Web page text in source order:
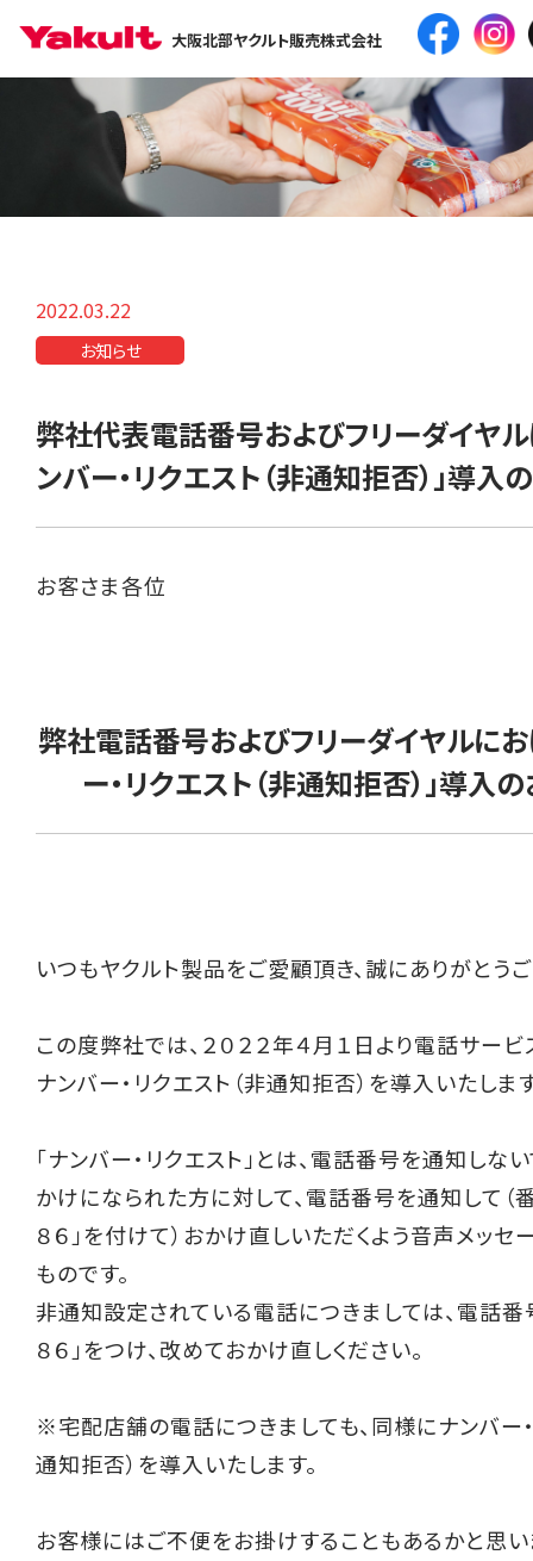
大阪北部ヤクルト販売株式会社
2022.03.22
お知らせ
弊社代表電話番号およびフリーダイヤル
ンバー・リクエスト（非通知拒否）」導入
お客さま各位
弊社電話番号およびフリーダイヤルにお
ー・リクエスト（非通知拒否）」導入
いつもヤクルト製品をご愛顧頂き、誠にありがとうご
この度弊社では、２０２２年４月１日より電話サー
ナンバー・リクエスト（非通知拒否）を導入いたしま
「ナンバー・リクエスト」とは、電話番号を通知しな
かけになられた方に対して、電話番号を通知して（
８６」を付けて）おかけ直しいただくよう音声メッセ
ものです。
非通知設定されている電話につきましては、電話番
８６」をつけ、改めておかけ直しください。
※宅配店舗の電話につきましても、同様にナンバー・
通知拒否）を導入いたします。
お客様にはご不便をお掛けすることもあるかと思い